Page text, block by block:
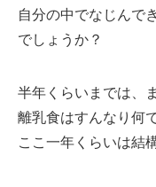
自分の中でなじんで
でしょうか？
半年くらいまでは、
離乳食はすんなり何
ここ一年くらいは結